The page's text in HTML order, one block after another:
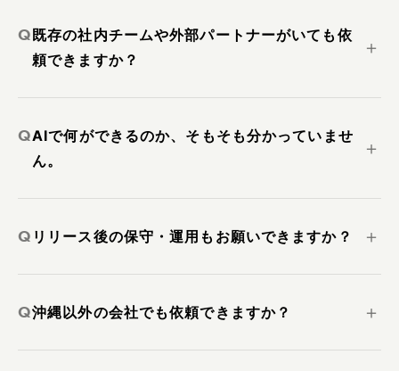
Q既存の社内チームや外部パートナーがいても依
頼できますか？
＋
QAIで何ができるのか、そもそも分かっていませ
ん。
＋
Q リリース後の保守・運用もお願いできますか？ ＋
Q沖縄以外の会社でも依頼できますか？ ＋